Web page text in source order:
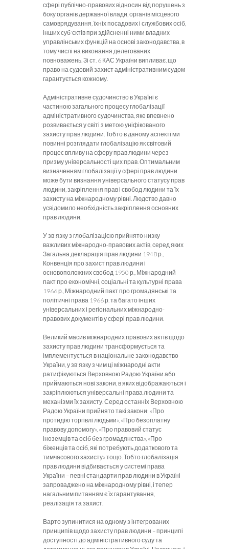
сфері публічно-правових відносин від порушень з
боку органів державної влади, органів місцевого
самоврядування, їхніх посадових і службових осіб,
інших суб'єктів при здійсненні ними владних
управлінських функцій на основі законодавства, в
тому числі на виконання делегованих
повноважень. Зі ст. 6 КАС України випливає, що
право на судовий захист адміністративним судом
гарантується кожному.
Адміністративне судочинство в Україні є
частиною загального процесу глобалізації
адміністративного судочинства, яке впевнено
розвивається у світі з метою уніфікованого
захисту прав людини. Тобто в даному аспекті ми
повинні розглядати глобалізацію як світовий
процес впливу на сферу прав людини через
призму універсальності цих прав. Оптимальним
визначенням глобалізації у сфері прав людини
може бути визнання універсального статусу прав
людини, закріплення прав і свобод людини та їх
захисту на міжнародному рівні. Людство давно
усвідомило необхідність закріплення основних
прав людини.
У зв'язку з глобалізацією прийнято низку
важливих міжнародно-правових актів, серед яких
Загальна декларація прав людини 1948 р.,
Конвенція про захист прав людини і
основоположних свобод 1950 р., Міжнародний
пакт про економічні, соціальні та культурні права
1966 р., Міжнародний пакт про громадянські та
політичні права 1966 р. та багато інших
універсальних і регіональних міжнародно-
правових документів у сфері прав людини.
Великий масив міжнародних правових актів щодо
захисту прав людини трансформується та
імплементується в національне законодавство
України, у зв'язку з чим ці міжнародні акти
ратифікуються Верховною Радою України або
приймаються нові закони, в яких відображаються і
закріплюються універсальні права людини та
механізми їх захисту. Серед останніх Верховною
Радою України прийнято такі закони: «Про
протидію торгівлі людьми», «Про безоплатну
правову допомогу», «Про правовий статус
іноземців та осіб без громадянства», «Про
біженців та осіб, які потребують додаткового та
тимчасового захисту» тощо. Тобто глобалізація
прав людини відбивається у системі права
України – певні стандарти прав людини в Україні
запроваджено на міжнародному рівні, і тепер
нагальним питанням є їх гарантування,
реалізація та захист.
Варто зупинитися на одному з інтегрованих
принципів щодо захисту прав людини – принципі
доступності до адміністративного суду та